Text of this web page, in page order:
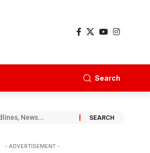
Search
- ADVERTISEMENT -